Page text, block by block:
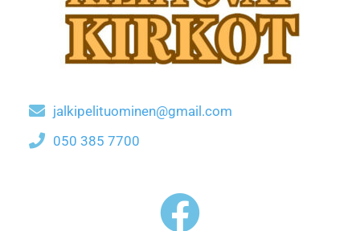
jalkipelituominen@gmail.com
050 385 7700